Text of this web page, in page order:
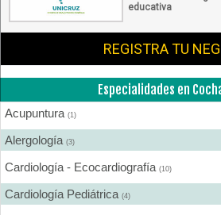
educativa
REGISTRA TU
Especialidades en
Acupuntura (1)
Alergología (3)
Cardiología - Ecocardiografía (10)
Cardiología Pediátrica (4)